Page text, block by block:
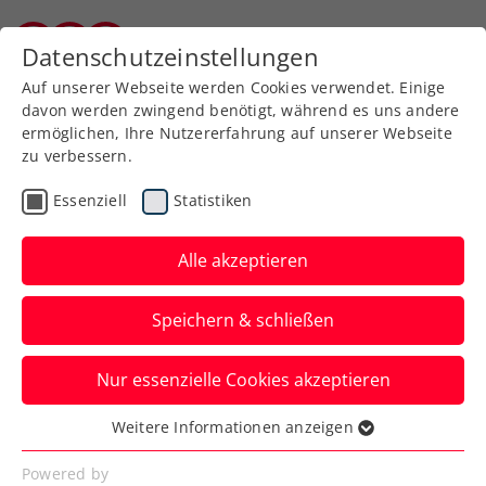
Zurück zur Newsübersicht
ATP
ATP-Challenger Sofia:
Finale für Schwärzler,
Doppeltitel an Pichler
Auch Anna Pircher weiß in
Kalenderwoche 44 bei einer
Datenschutzeinstellungen
Auf unserer Webseite werden Cookies verwendet. Einige
davon werden zwingend benötigt, während es uns andere
ermöglichen, Ihre Nutzererfahrung auf unserer Webseite
zu verbessern.
Essenziell Statistiken
Alle akzeptieren
Speichern & schließen
Nur essenzielle Cookies akzeptieren
Essenziell
Essenzielle Cookies werden für grundlegende
Weitere Informationen anzeigen
Powered by